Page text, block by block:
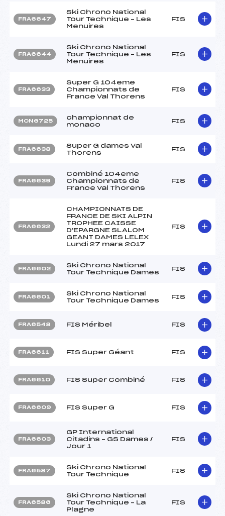
FRA6647
Ski Chrono National
Tour Technique – Les
Menuires
FIS
FRA6644
Ski Chrono National
Tour Technique – Les
Menuires
FIS
FRA6633
Super G 104eme
Championnats de
France Val Thorens
FIS
MON6725
championnat de
monaco
FIS
FRA6638
Super G dames Val
Thorens
FIS
FRA6639
Combiné 104eme
Championnats de
France Val Thorens
FIS
FRA6632
CHAMPIONNATS DE
FRANCE DE SKI ALPIN
TROPHEE CAISSE
D'EPARGNE SLALOM
GEANT DAMES LELEX
Lundi 27 mars 2017
FIS
FRA6602
Ski Chrono National
Tour Technique Dames
FIS
FRA6601
Ski Chrono National
Tour Technique Dames
FIS
FRA6548 FIS Méribel FIS
FRA6611 FIS Super Géant FIS
FRA6610 FIS Super Combiné FIS
FRA6609 FIS Super G FIS
FRA6603
GP International
Citadins – GS Dames /
Jour 1
FIS
FRA6587
Ski Chrono National
Tour Technique
FIS
FRA6586
Ski Chrono National
Tour Technique – La
Plagne
FIS